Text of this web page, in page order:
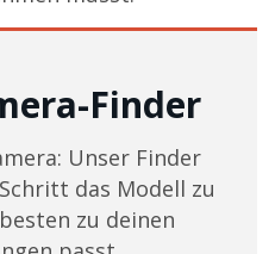
Finder
Unser Finder
das Modell zu
zu deinen